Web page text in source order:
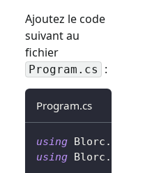
Ajoutez le code
suivant au
fichier
Program.cs :
Program.cs
using Blorc .
using Blorc .